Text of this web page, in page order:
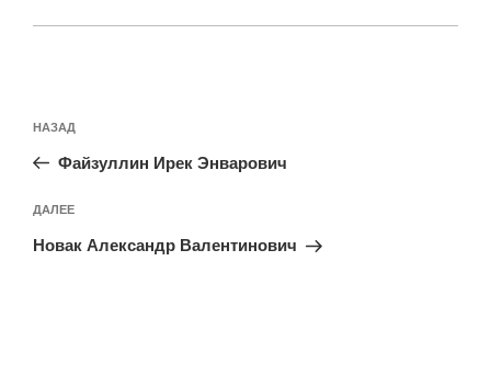
по
записям
Предыдущая
запись:
НАЗАД
Файзуллин Ирек Энварович
Следующая
запись
ДАЛЕЕ
Новак Александр Валентинович